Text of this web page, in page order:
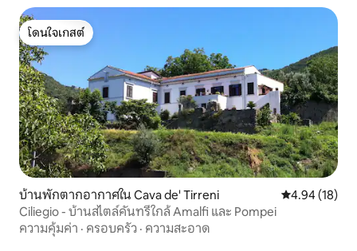
โดนใจเกสต์
โดนใจเกสต์
บ้านพักตากอากาศใน Cava de' Tirreni คะแนนเฉลี่ย
4.94 (18)
Ciliegio - บ้านสไตล์คันทรีใกล้ Amalfi และ Pompei
ความคุ้มค่า · ครอบครัว · ความสะอาด